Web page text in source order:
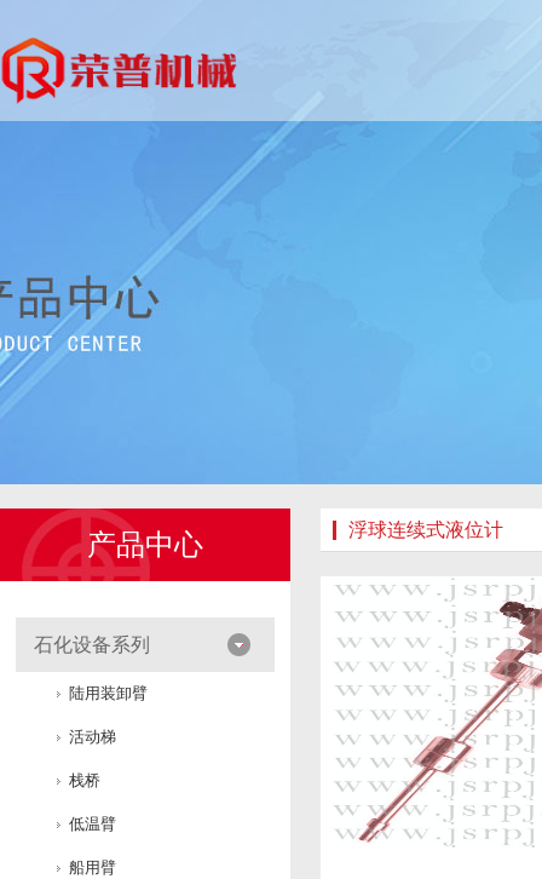
产品中心
石化设备系列
陆用装卸臂
活动梯
栈桥
低温臂
船用臂
浮球连续式液位计